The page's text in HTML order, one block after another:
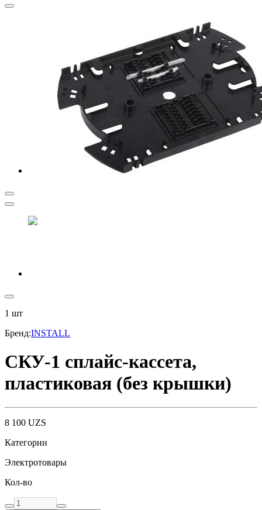
1 шт
Бренд:INSTALL
СКУ-1 сплайс-кассета,
пластиковая (без крышки)
8 100 UZS
Категории
Электротовары
Кол-во